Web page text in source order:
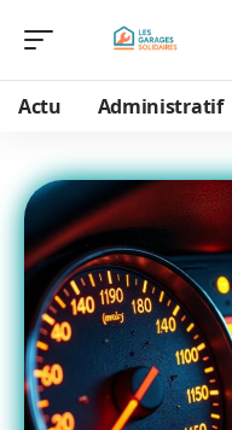
Actu Administratif